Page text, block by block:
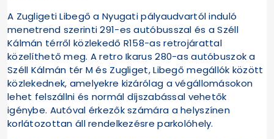
A Zugligeti Libegő a Nyugati pályaudvartól induló
menetrend szerinti 291-es autóbusszal és a Széll
Kálmán térről közlekedő R158-as retrojárattal
közelíthető meg. A retro Ikarus 280-as autóbuszok a
Széll Kálmán tér M és Zugliget, Libegő megállók között
közlekednek, amelyekre kizárólag a végállomásokon
lehet felszállni és normál díjszabással vehetők
igénybe. Autóval érkezők számára a helyszínen
korlátozottan áll rendelkezésre parkolóhely.